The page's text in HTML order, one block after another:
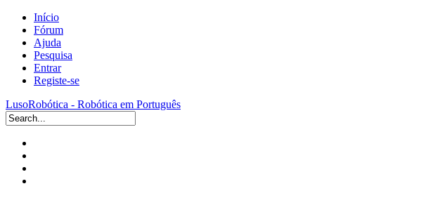
Início
Fórum
Ajuda
Pesquisa
Entrar
Registe-se
LusoRobótica - Robótica em Português